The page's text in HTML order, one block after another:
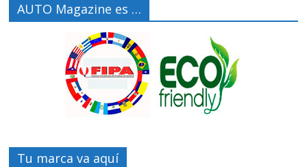
AUTO Magazine es …
Tu marca va aquí